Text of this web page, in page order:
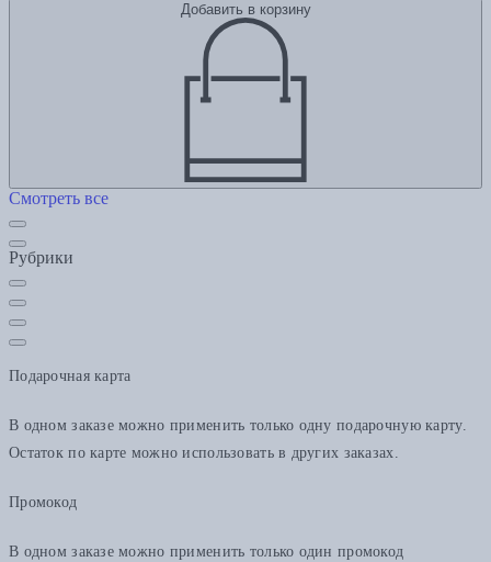
Добавить в корзину
Смотреть все
Рубрики
Подарочная карта
В одном заказе можно применить только одну подарочную карту.
Остаток по карте можно использовать в других заказах.
Промокод
В одном заказе можно применить только один промокод